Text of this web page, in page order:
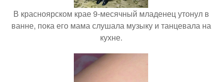
В красноярском крае 9-месячный младенец утонул в
ванне, пока его мама слушала музыку и танцевала на
кухне.